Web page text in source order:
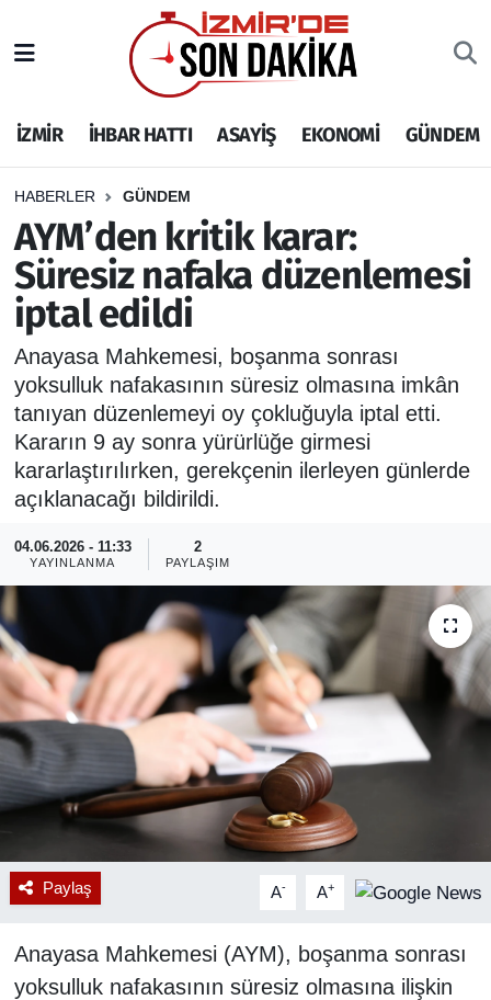
İZMİR İHBAR HATTI ASAYİŞ EKONOMİ GÜNDEM
HABERLER GÜNDEM
AYM’den kritik karar:
Süresiz nafaka düzenlemesi
iptal edildi
Anayasa Mahkemesi, boşanma sonrası
yoksulluk nafakasının süresiz olmasına imkân
tanıyan düzenlemeyi oy çokluğuyla iptal etti.
Kararın 9 ay sonra yürürlüğe girmesi
kararlaştırılırken, gerekçenin ilerleyen günlerde
açıklanacağı bildirildi.
04.06.2026 - 11:33
YAYINLANMA
2
PAYLAŞIM
Paylaş A- A+
Anayasa Mahkemesi (AYM), boşanma sonrası
yoksulluk nafakasının süresiz olmasına ilişkin
İHBAR HATTI
DEPREM
GENEL
EKONOMİ
SİYASET
SPOR
ASAYİŞ
İzmir Nöbetçi Eczaneler
İzmir Hava Durumu
İzmir Namaz Vakitleri
İzmir Trafik Yoğunluk Haritası
Puan Durumu ve Fikstür
Tüm Manşetler
Son Dakika Haberleri
Haber Arşivi